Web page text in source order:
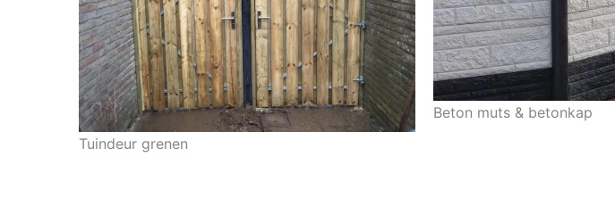
Tuindeur grenen
Beton muts & betonkap